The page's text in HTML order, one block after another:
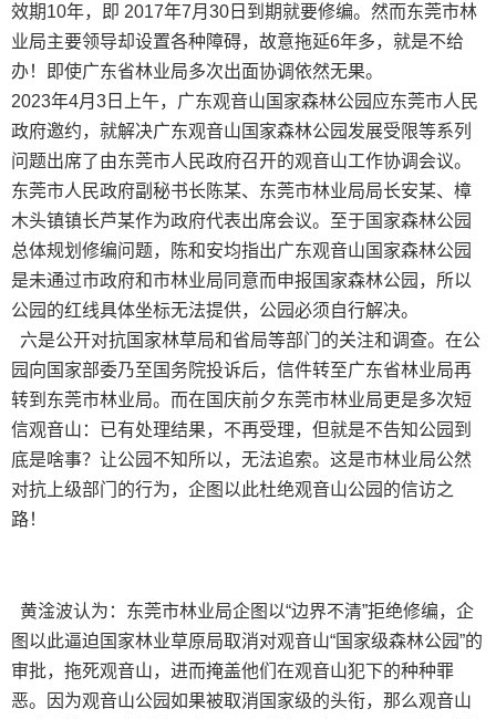
效期10年，即 2017年7月30日到期就要修编。然而东莞市林
业局主要领导却设置各种障碍，故意拖延6年多，就是不给
办！即使广东省林业局多次出面协调依然无果。
2023年4月3日上午，广东观音山国家森林公园应东莞市人民
政府邀约，就解决广东观音山国家森林公园发展受限等系列
问题出席了由东莞市人民政府召开的观音山工作协调会议。
东莞市人民政府副秘书长陈某、东莞市林业局局长安某、樟
木头镇镇长芦某作为政府代表出席会议。至于国家森林公园
总体规划修编问题，陈和安均指出广东观音山国家森林公园
是未通过市政府和市林业局同意而申报国家森林公园，所以
公园的红线具体坐标无法提供，公园必须自行解决。
六是公开对抗国家林草局和省局等部门的关注和调查。在公
园向国家部委乃至国务院投诉后，信件转至广东省林业局再
转到东莞市林业局。而在国庆前夕东莞市林业局更是多次短
信观音山：已有处理结果，不再受理，但就是不告知公园到
底是啥事？让公园不知所以，无法追索。这是市林业局公然
对抗上级部门的行为，企图以此杜绝观音山公园的信访之
路！
黄淦波认为：东莞市林业局企图以“边界不清”拒绝修编，企
图以此逼迫国家林业草原局取消对观音山“国家级森林公园”的
审批，拖死观音山，进而掩盖他们在观音山犯下的种种罪
恶。因为观音山公园如果被取消国家级的头衔，那么观音山